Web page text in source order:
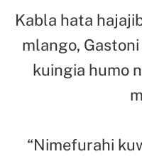
Kabla hata
mlango,
kuingia humo
“Nimefurahi